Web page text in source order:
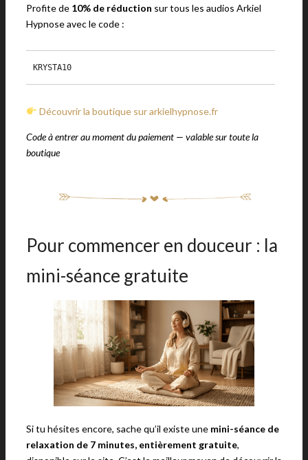
Profite de 10% de réduction sur tous les audios Arkiel
Hypnose avec le code :
KRYSTA10
Découvrir la boutique sur arkielhypnose.fr
Code à entrer au moment du paiement — valable sur toute la
boutique
Pour commencer en douceur : la
mini-séance gratuite
Si tu hésites encore, sache qu’il existe une mini-séance de
relaxation de 7 minutes, entièrement gratuite,